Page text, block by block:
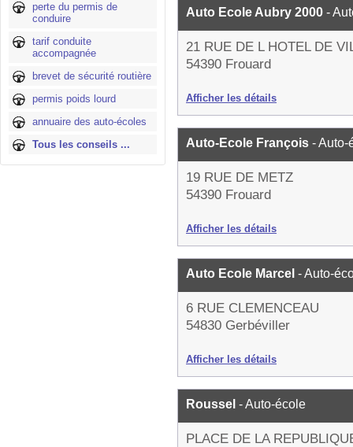
perte du permis de
conduire
tarif conduite
accompagnée
brevet de sécurité routière
permis poids lourd
annuaire des auto-écoles
Tous les conseils ...
Auto Ecole Aubry 2000 -
21 RUE DE L HOTEL DE
54390 Frouard
Afficher les détails
Auto-Ecole François - Auto-
19 RUE DE METZ
54390 Frouard
Afficher les détails
Auto Ecole Marcel - Auto-
6 RUE CLEMENCEAU
54830 Gerbéviller
Afficher les détails
Roussel - Auto-école
PLACE DE LA